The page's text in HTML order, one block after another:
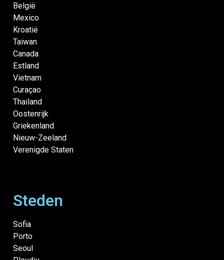
België
Mexico
Kroatië
Taiwan
Canada
Estland
Vietnam
Curaçao
Thailand
Oostenrijk
Griekenland
Nieuw-Zeeland
Verenigde Staten
Steden
Sofia
Porto
Seoul